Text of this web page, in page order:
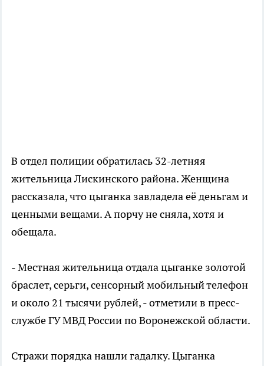
В отдел полиции обратилась 32-летняя
жительница Лискинского района. Женщина
рассказала, что цыганка завладела её деньгам и
ценными вещами. А порчу не сняла, хотя и
обещала.
- Местная жительница отдала цыганке золотой
браслет, серьги, сенсорный мобильный телефон
и около 21 тысячи рублей, - отметили в пресс-
службе ГУ МВД России по Воронежской области.
Стражи порядка нашли гадалку. Цыганка